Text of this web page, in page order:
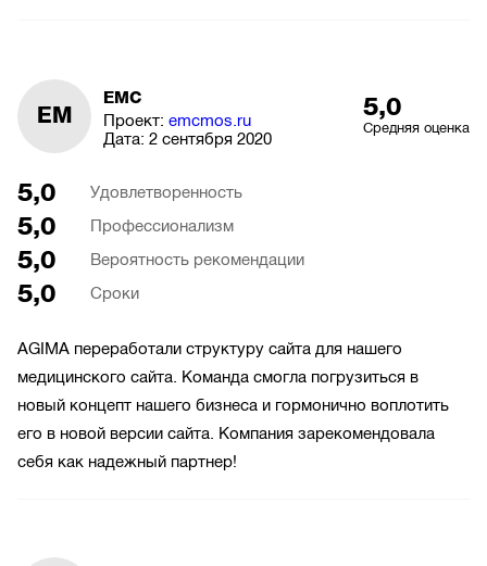
EM
EMC
Проект: emcmos.ru
Дата: 2 сентября 2020
5,0
Средняя оценка
5,0 Удовлетворенность
5,0 Профессионализм
5,0 Вероятность рекомендации
5,0 Сроки
AGIMA переработали структуру сайта для нашего
медицинского сайта. Команда смогла погрузиться в
новый концепт нашего бизнеса и гормонично воплотить
его в новой версии сайта. Компания зарекомендовала
себя как надежный партнер!